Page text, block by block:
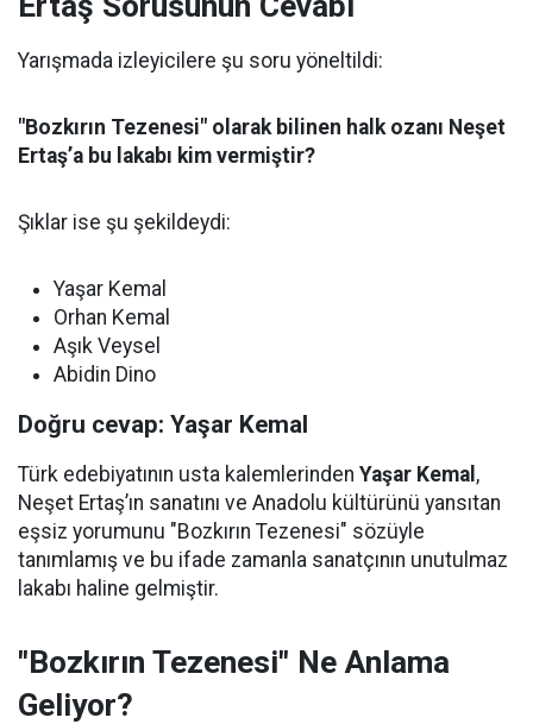
Yarışmada izleyicilere şu soru yöneltildi:
"Bozkırın Tezenesi" olarak bilinen halk ozanı Neşet
Ertaş’a bu lakabı kim vermiştir?
Şıklar ise şu şekildeydi:
Yaşar Kemal
Orhan Kemal
Aşık Veysel
Abidin Dino
Doğru cevap: Yaşar Kemal
Türk edebiyatının usta kalemlerinden Yaşar Kemal ,
Neşet Ertaş’ın sanatını ve Anadolu kültürünü yansıtan
eşsiz yorumunu "Bozkırın Tezenesi" sözüyle
tanımlamış ve bu ifade zamanla sanatçının unutulmaz
lakabı haline gelmiştir.
"Bozkırın Tezenesi" Ne Anlama
Geliyor?